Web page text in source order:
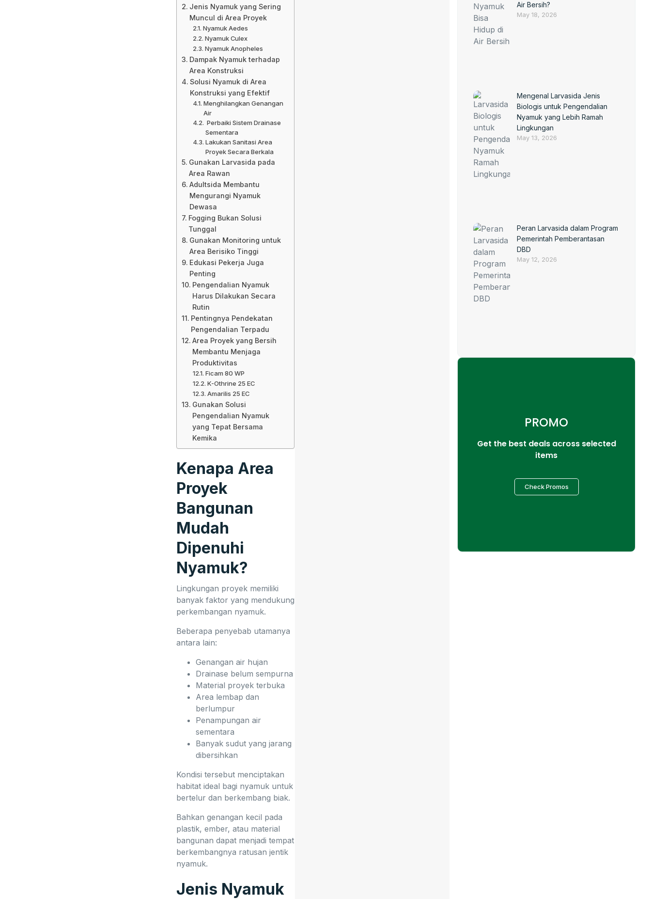
Jenis Nyamuk yang Sering
Muncul di Area Proyek
Nyamuk Aedes
Nyamuk Culex
Nyamuk Anopheles
Dampak Nyamuk terhadap
Area Konstruksi
Solusi Nyamuk di Area
Konstruksi yang Efektif
Menghilangkan Genangan
Air
Perbaiki Sistem Drainase
Sementara
Lakukan Sanitasi Area
Proyek Secara Berkala
Gunakan Larvasida pada
Area Rawan
Adultsida Membantu
Mengurangi Nyamuk
Dewasa
Fogging Bukan Solusi
Tunggal
Gunakan Monitoring untuk
Area Berisiko Tinggi
Edukasi Pekerja Juga
Penting
Pengendalian Nyamuk
Harus Dilakukan Secara
Rutin
Pentingnya Pendekatan
Pengendalian Terpadu
Area Proyek yang Bersih
Membantu Menjaga
Produktivitas
Ficam 80 WP
K-Othrine 25 EC
Amarilis 25 EC
Gunakan Solusi
Pengendalian Nyamuk
yang Tepat Bersama
Kemika
Kenapa Area
Proyek
Bangunan
Mudah
Dipenuhi
Nyamuk?
Lingkungan proyek memiliki
banyak faktor yang mendukung
perkembangan nyamuk.
Beberapa penyebab utamanya
antara lain:
Genangan air hujan
Drainase belum sempurna
Material proyek terbuka
Area lembap dan
berlumpur
Penampungan air
sementara
Banyak sudut yang jarang
dibersihkan
Kondisi tersebut menciptakan
habitat ideal bagi nyamuk untuk
bertelur dan berkembang biak.
Bahkan genangan kecil pada
plastik, ember, atau material
bangunan dapat menjadi tempat
berkembangnya ratusan jentik
nyamuk.
Jenis Nyamuk
Air Bersih?
May 18, 2026
Mengenal Larvasida Jenis
Biologis untuk Pengendalian
Nyamuk yang Lebih Ramah
Lingkungan
May 13, 2026
Peran Larvasida dalam Program
Pemerintah Pemberantasan
DBD
May 12, 2026
PROMO
Get the best deals across selected
items
Check Promos